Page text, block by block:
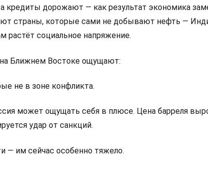
кредиты дорожают — как результат экономика
страны, которые сами не добывают нефть —
растёт социальное напряжение.
Ближнем Востоке ощущают:
не в зоне конфликта.
может ощущать себя в плюсе. Цена барреля
удар от санкций.
— им сейчас особенно тяжело.